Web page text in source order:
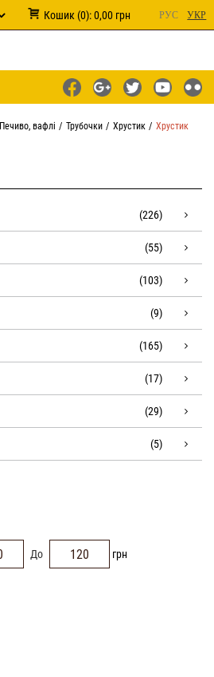
Кошик (0):0,00 грн РУС УКР
Печиво, вафлі Трубочки Хрустик Хрустик
(226)
(55)
(103)
(9)
(165)
(17)
(29)
(5)
До грн